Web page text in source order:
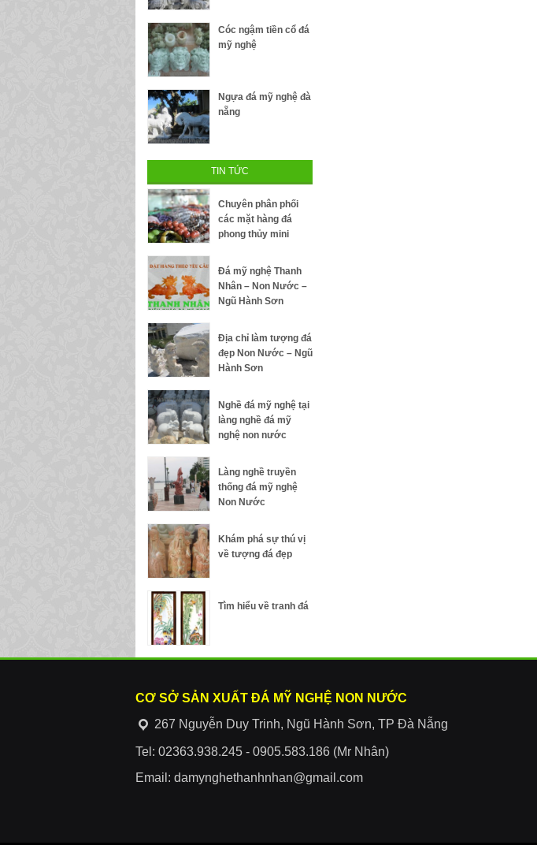
Cóc ngậm tiền cổ đá
mỹ nghệ
Ngựa đá mỹ nghệ đà
nẵng
TIN TỨC
Chuyên phân phối
các mặt hàng đá
phong thủy mini
Đá mỹ nghệ Thanh
Nhân – Non Nước –
Ngũ Hành Sơn
Địa chỉ làm tượng đá
đẹp Non Nước – Ngũ
Hành Sơn
Nghề đá mỹ nghệ tại
làng nghề đá mỹ
nghệ non nước
Làng nghề truyền
thống đá mỹ nghệ
Non Nước
Khám phá sự thú vị
về tượng đá đẹp
Tìm hiểu về tranh đá
CƠ SỞ SẢN XUẤT ĐÁ MỸ NGHỆ NON NƯỚC
267 Nguyễn Duy Trinh, Ngũ Hành Sơn, TP Đà Nẵng
Tel: 02363.938.245 - 0905.583.186 (Mr Nhân)
Email: damynghethanhnhan@gmail.com